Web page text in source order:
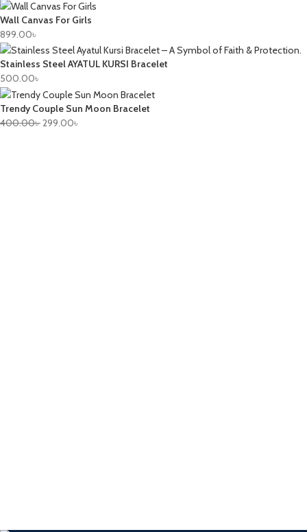
Wall Canvas For Girls
899.00৳
Stainless Steel AYATUL KURSI Bracelet
500.00৳
Trendy Couple Sun Moon Bracelet
400.00৳299.00৳